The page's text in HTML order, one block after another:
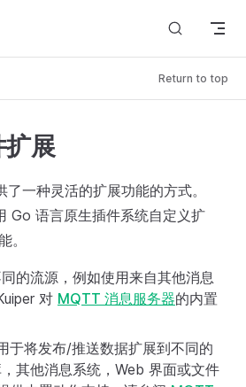
Return to top
扩展
一种灵活的扩展功能的方式。
Go 语言原生插件系统自定义扩
。
的流源，例如使用来自其他消息
对 MQTT 消息服务器的内置
于将发布/推送数据扩展到不同的
其他消息系统，Web 界面或文件